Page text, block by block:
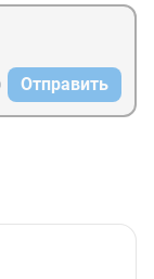
Отправить